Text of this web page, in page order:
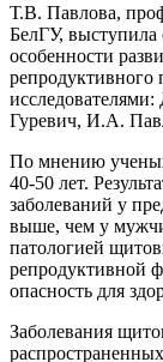
Т.В. Павлова,
БелГУ,
особенности
репродуктивного
Гуревич, И.А.
По мнению
40-50 лет.
заболеваний у
выше, чем у
патологией
репродуктивной
опасность для
Заболевания